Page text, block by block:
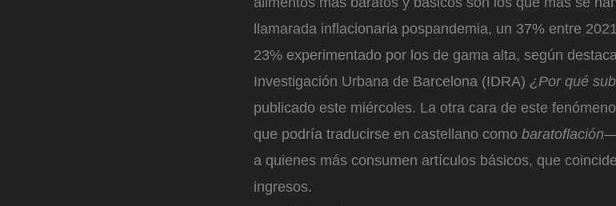
llamarada inflacionaria pospandemia, un 37% entre
23% experimentado por los de gama alta, según
Investigación Urbana de Barcelona (IDRA) ¿Por qué
publicado este miércoles. La otra cara de este
que podría traducirse en castellano como baratoflación
a quienes más consumen artículos básicos, que
ingresos.